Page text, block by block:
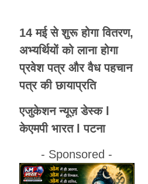
14 मई से शुरू होगा वितरण,
अभ्यर्थियों को लाना होगा
प्रवेश पत्र और वैध पहचान
पत्र की छायाप्रति
एजुकेशन न्यूज़ डेस्क l
केएमपी भारत l पटना
- Sponsored -